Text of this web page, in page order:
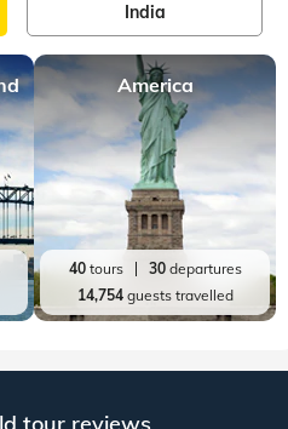
India
America
40tours 30departures
14,754guests travelled
tour reviews